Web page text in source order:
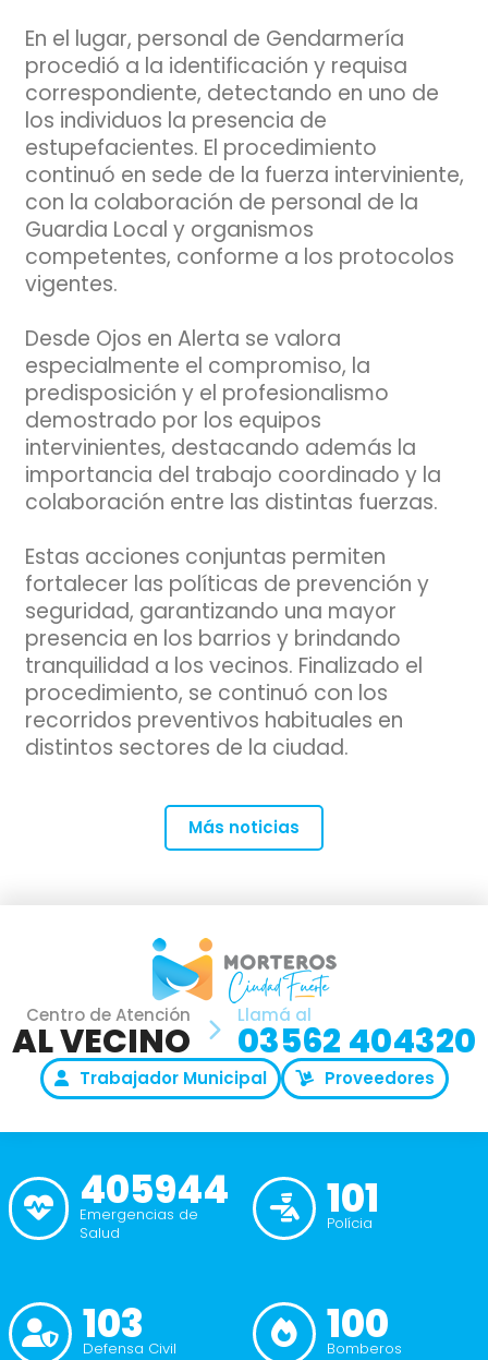
En el lugar, personal de Gendarmería
procedió a la identificación y requisa
correspondiente, detectando en uno de
los individuos la presencia de
estupefacientes. El procedimiento
continuó en sede de la fuerza interviniente,
con la colaboración de personal de la
Guardia Local y organismos
competentes, conforme a los protocolos
vigentes.
Desde Ojos en Alerta se valora
especialmente el compromiso, la
predisposición y el profesionalismo
demostrado por los equipos
intervinientes, destacando además la
importancia del trabajo coordinado y la
colaboración entre las distintas fuerzas.
Estas acciones conjuntas permiten
fortalecer las políticas de prevención y
seguridad, garantizando una mayor
presencia en los barrios y brindando
tranquilidad a los vecinos. Finalizado el
procedimiento, se continuó con los
recorridos preventivos habituales en
distintos sectores de la ciudad.
Más noticias
Centro de Atención
AL VECINO
Llamá al
03562 404320
Trabajador Municipal Proveedores
405944
Emergencias de
Salud
101
Polícia
103
Defensa Civil 100
Bomberos